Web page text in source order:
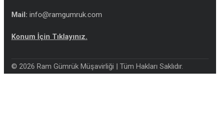
Mail: info@ramgumruk.com
Konum İçin Tıklayınız.
© 2026 Ram Gümrük Müşavirliği | Tüm Hakları Saklıdır.